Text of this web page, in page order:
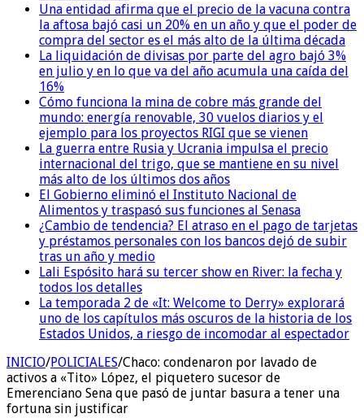
Una entidad afirma que el precio de la vacuna contra
la aftosa bajó casi un 20% en un año y que el poder de
compra del sector es el más alto de la última década
La liquidación de divisas por parte del agro bajó 3%
en julio y en lo que va del año acumula una caída del
16%
Cómo funciona la mina de cobre más grande del
mundo: energía renovable, 30 vuelos diarios y el
ejemplo para los proyectos RIGI que se vienen
La guerra entre Rusia y Ucrania impulsa el precio
internacional del trigo, que se mantiene en su nivel
más alto de los últimos dos años
El Gobierno eliminó el Instituto Nacional de
Alimentos y traspasó sus funciones al Senasa
¿Cambio de tendencia? El atraso en el pago de tarjetas
y préstamos personales con los bancos dejó de subir
tras un año y medio
Lali Espósito hará su tercer show en River: la fecha y
todos los detalles
La temporada 2 de «It: Welcome to Derry» explorará
uno de los capítulos más oscuros de la historia de los
Estados Unidos, a riesgo de incomodar al espectador
INICIO/POLICIALES/Chaco: condenaron por lavado de
activos a «Tito» López, el piquetero sucesor de
Emerenciano Sena que pasó de juntar basura a tener una
fortuna sin justificar